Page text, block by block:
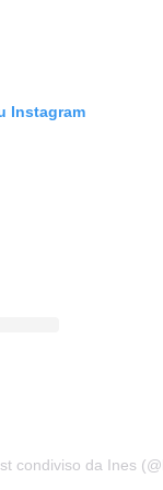
Instagram
condiviso da Ines